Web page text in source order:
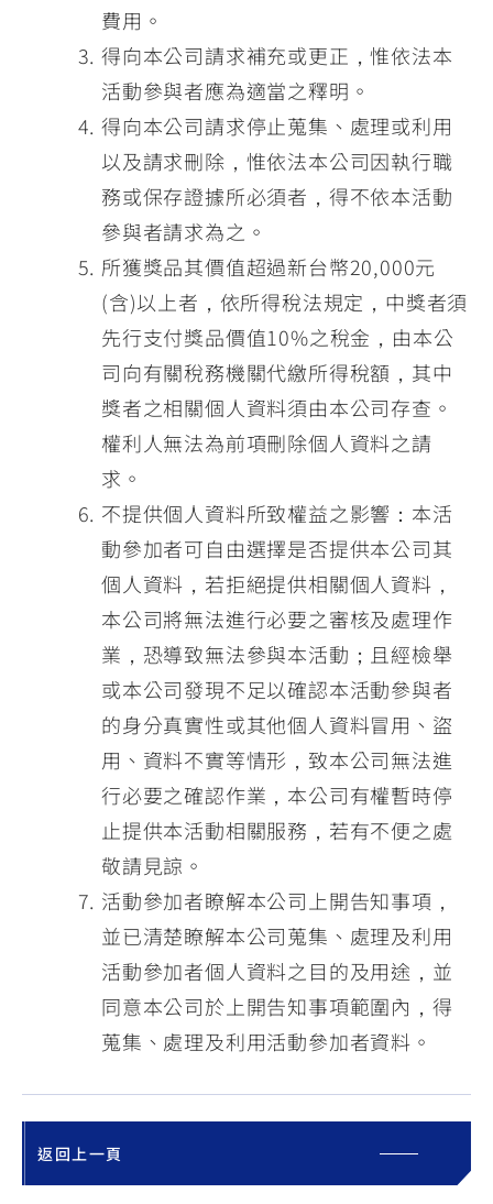
費用。
得向本公司請求補充或更正，惟依法本
活動參與者應為適當之釋明。
得向本公司請求停止蒐集、處理或利用
以及請求刪除，惟依法本公司因執行職
務或保存證據所必須者，得不依本活動
參與者請求為之。
所獲獎品其價值超過新台幣20,000元
(含)以上者，依所得稅法規定，中獎者須
先行支付獎品價值10%之稅金，由本公
司向有關稅務機關代繳所得稅額，其中
獎者之相關個人資料須由本公司存查。
權利人無法為前項刪除個人資料之請
求。
不提供個人資料所致權益之影響：本活
動參加者可自由選擇是否提供本公司其
個人資料，若拒絕提供相關個人資料，
本公司將無法進行必要之審核及處理作
業，恐導致無法參與本活動；且經檢舉
或本公司發現不足以確認本活動參與者
的身分真實性或其他個人資料冒用、盜
用、資料不實等情形，致本公司無法進
行必要之確認作業，本公司有權暫時停
止提供本活動相關服務，若有不便之處
敬請見諒。
活動參加者瞭解本公司上開告知事項，
並已清楚瞭解本公司蒐集、處理及利用
活動參加者個人資料之目的及用途，並
同意本公司於上開告知事項範圍內，得
蒐集、處理及利用活動參加者資料。
返回上一頁